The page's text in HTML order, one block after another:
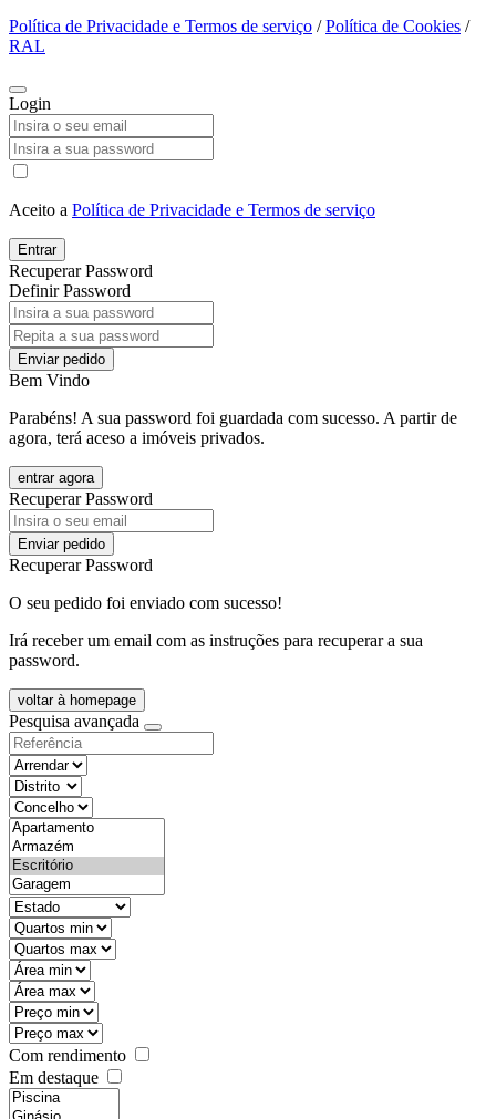
Política de Privacidade e Termos de serviço /Política de Cookies /
RAL
Login
Aceito a Política de Privacidade e Termos de serviço
Entrar
Recuperar Password
Definir Password
Enviar pedido
Bem Vindo
Parabéns! A sua password foi guardada com sucesso. A partir de
agora, terá aceso a imóveis privados.
entrar agora
Recuperar Password
Enviar pedido
Recuperar Password
O seu pedido foi enviado com sucesso!
Irá receber um email com as instruções para recuperar a sua
password.
voltar à homepage
Pesquisa avançada
objective
districtId
countyId
types
state
mintypo
maxtypo
minarea
maxarea
minprice
maxprice
Com rendimento
Em destaque
features